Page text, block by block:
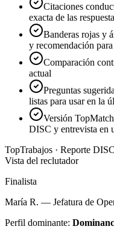
Citaciones
exacta de las
Banderas rojas y
y recomendación
Comparación
actual
Preguntas
listas para usar en la
Versión
DISC y entrevista en
TopTrabajos · Reporte DISC
Vista del reclutador
Finalista
María R. — Jefatura de
Perfil dominante: